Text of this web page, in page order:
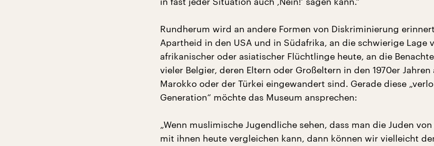
Rundherum wird an andere Formen von Diskriminierung
Apartheid in den USA und in Südafrika, an die schwierige Lage
afrikanischer oder asiatischer Flüchtlinge heute, an die
vieler Belgier, deren Eltern oder Großeltern in den 1970er Jahren
Marokko oder der Türkei eingewandert sind. Gerade diese
Generation“ möchte das Museum ansprechen:
„Wenn muslimische Jugendliche sehen, dass man die Juden
mit ihnen heute vergleichen kann, dann können wir vielleicht